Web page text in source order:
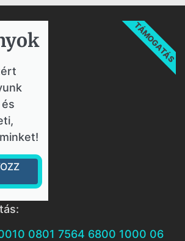
TÁMOGATÁS
0801 7564 6800 1000 06